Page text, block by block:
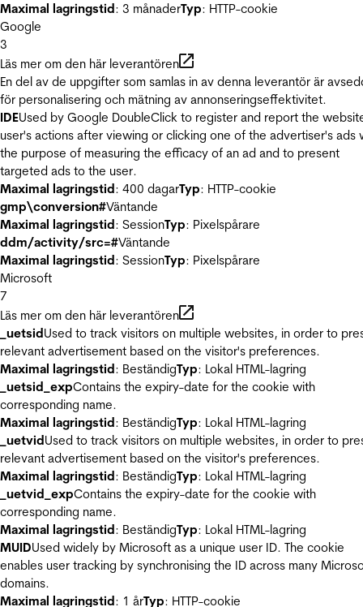
Maximal lagringstid: 3 månaderTyp: HTTP-cookie
Google
3
Läs mer om den här leverantören
En del av de uppgifter som samlas in av denna leverantör är
för personalisering och mätning av annonseringseffektivitet.
IDEUsed by Google DoubleClick to register and report the
user's actions after viewing or clicking one of the advertiser's ads
the purpose of measuring the efficacy of an ad and to present
targeted ads to the user.
Maximal lagringstid: 400 dagarTyp: HTTP-cookie
gmp\conversion#Väntande
Maximal lagringstid: SessionTyp: Pixelspårare
ddm/activity/src=#Väntande
Maximal lagringstid: SessionTyp: Pixelspårare
Microsoft
7
Läs mer om den här leverantören
_uetsidUsed to track visitors on multiple websites, in order to
relevant advertisement based on the visitor's preferences.
Maximal lagringstid: BeständigTyp: Lokal HTML-lagring
_uetsid_expContains the expiry-date for the cookie with
corresponding name.
Maximal lagringstid: BeständigTyp: Lokal HTML-lagring
_uetvidUsed to track visitors on multiple websites, in order to
relevant advertisement based on the visitor's preferences.
Maximal lagringstid: BeständigTyp: Lokal HTML-lagring
_uetvid_expContains the expiry-date for the cookie with
corresponding name.
Maximal lagringstid: BeständigTyp: Lokal HTML-lagring
MUIDUsed widely by Microsoft as a unique user ID. The cookie
enables user tracking by synchronising the ID across many
domains.
Maximal lagringstid: 1 årTyp: HTTP-cookie